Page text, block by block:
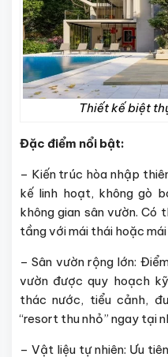
Thiết kế biệt
Đặc điểm nổi bật:
– Kiến trúc hòa nhập
kế linh hoạt, không gò
không gian sân vườn. Có
tầng với mái thái hoặc
– Sân vườn rộng lớn:
vườn được quy hoạch
thác nước, tiểu cảnh,
“resort thu nhỏ” ngay tại
– Vật liệu tự nhiên: Ưu